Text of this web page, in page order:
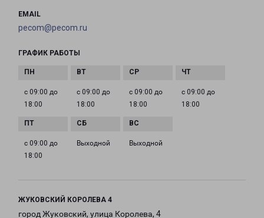
EMAIL
pecom@pecom.ru
ГРАФИК РАБОТЫ
с 09:00 до
18:00
с 09:00 до
18:00
с 09:00 до
18:00
с 09:00 до
18:00
с 09:00 до
18:00
Выходной Выходной
ЖУКОВСКИЙ КОРОЛЕВА 4
город Жуковский, улица Королева, 4